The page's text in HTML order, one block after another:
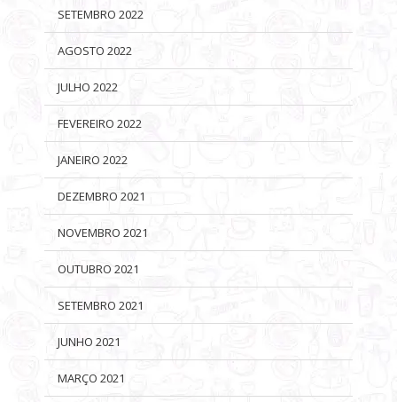
SETEMBRO 2022
AGOSTO 2022
JULHO 2022
FEVEREIRO 2022
JANEIRO 2022
DEZEMBRO 2021
NOVEMBRO 2021
OUTUBRO 2021
SETEMBRO 2021
JUNHO 2021
MARÇO 2021